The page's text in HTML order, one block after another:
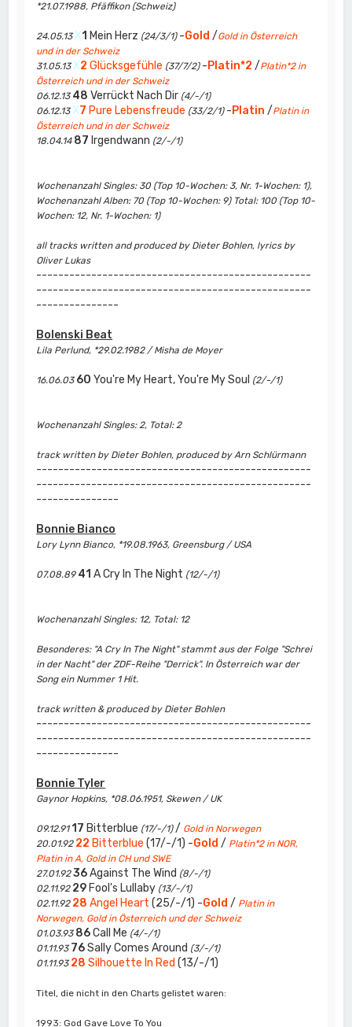
*21.07.1988, Pfäffikon (Schweiz)
24.05.13 X1 Mein Herz (24/3/1)-Gold /Gold in Österreich
und in der Schweiz
31.05.13 X2 Glücksgefühle (37/7/2)-Platin*2 /Platin*2 in
Österreich und in der Schweiz
06.12.13 48 Verrückt Nach Dir (4/-/1)
06.12.13 X7 Pure Lebensfreude (33/2/1)-Platin /Platin in
Österreich und in der Schweiz
18.04.14 87 Irgendwann (2/-/1)
Wochenanzahl Singles: 30 (Top 10-Wochen: 3, Nr. 1-Wochen: 1),
Wochenanzahl Alben: 70 (Top 10-Wochen: 9) Total: 100 (Top 10-
Wochen: 12, Nr. 1-Wochen: 1)
all tracks written and produced by Dieter Bohlen, lyrics by
Oliver Lukas
--------------------------------------------------
--------------------------------------------------
---------------
Bolenski Beat
Lila Perlund, *29.02.1982 / Misha de Moyer
16.06.03 60 You're My Heart, You're My Soul (2/-/1)
Wochenanzahl Singles: 2, Total: 2
track written by Dieter Bohlen, produced by Arn Schlürmann
--------------------------------------------------
--------------------------------------------------
---------------
Bonnie Bianco
Lory Lynn Bianco, *19.08.1963, Greensburg / USA
07.08.89 41 A Cry In The Night (12/-/1)
Wochenanzahl Singles: 12, Total: 12
Besonderes: "A Cry In The Night" stammt aus der Folge "Schrei
in der Nacht" der ZDF-Reihe "Derrick". In Österreich war der
Song ein Nummer 1 Hit.
track written & produced by Dieter Bohlen
--------------------------------------------------
--------------------------------------------------
---------------
Bonnie Tyler
Gaynor Hopkins, *08.06.1951, Skewen / UK
09.12.91 17 Bitterblue (17/-/1)/ Gold in Norwegen
20.01.92 22 Bitterblue (17/-/1) -Gold / Platin*2 in NOR,
Platin in A, Gold in CH und SWE
27.01.92 36Against The Wind (8/-/1)
02.11.92 29 Fool's Lullaby (13/-/1)
02.11.92 28 Angel Heart (25/-/1) -Gold / Platin in
Norwegen, Gold in Österreich und der Schweiz
01.03.93 86Call Me (4/-/1)
01.11.93 76Sally Comes Around (3/-/1)
01.11.93 28 Silhouette In Red (13/-/1)
Titel, die nicht in den Charts gelistet waren:
1993: God Gave Love To You